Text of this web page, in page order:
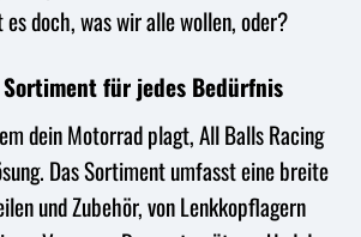
doch, was wir alle wollen, oder?
Sortiment für jedes Bedürfnis
dein Motorrad plagt, All Balls Racing
Das Sortiment umfasst eine breite
und Zubehör, von Lenkkopflagern